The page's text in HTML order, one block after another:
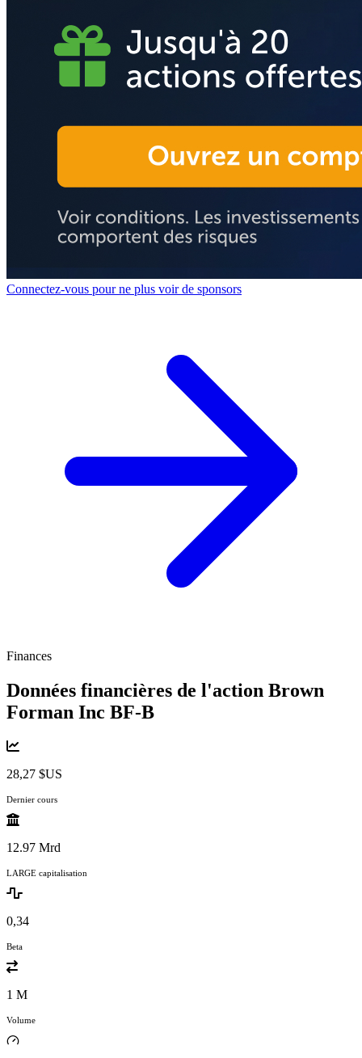
Connectez-vous pour ne plus voir de sponsors
Finances
Données financières de l'action Brown
Forman Inc BF-B
28,27 $US
Dernier cours
12.97 Mrd
LARGE capitalisation
0,34
Beta
1 M
Volume